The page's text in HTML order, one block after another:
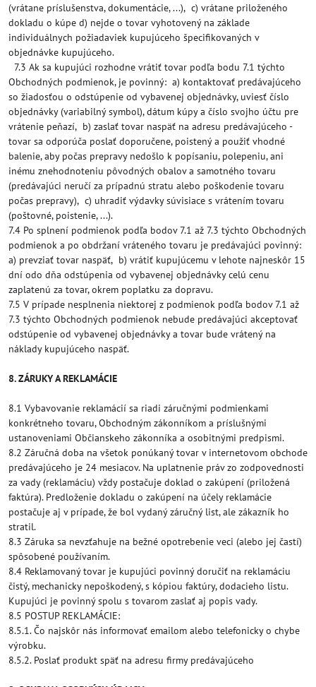
(vrátane príslušenstva, dokumentácie, ...), c) vrátane priloženého
dokladu o kúpe d) nejde o tovar vyhotovený na základe
individuálnych požiadaviek kupujúceho špecifikovaných v
objednávke kupujúceho.
7.3 Ak sa kupujúci rozhodne vrátiť tovar podľa bodu 7.1 týchto
Obchodných podmienok, je povinný: a) kontaktovať predávajúceho
so žiadosťou o odstúpenie od vybavenej objednávky, uviesť číslo
objednávky (variabilný symbol), dátum kúpy a číslo svojho účtu pre
vrátenie peňazí, b) zaslať tovar naspäť na adresu predávajúceho -
tovar sa odporúča poslať doporučene, poistený a použiť vhodné
balenie, aby počas prepravy nedošlo k popísaniu, polepeniu, ani
inému znehodnoteniu pôvodných obalov a samotného tovaru
(predávajúci neručí za prípadnú stratu alebo poškodenie tovaru
počas prepravy), c) uhradiť výdavky súvisiace s vrátením tovaru
(poštovné, poistenie, ...).
7.4 Po splnení podmienok podľa bodov 7.1 až 7.3 týchto Obchodných
podmienok a po obdržaní vráteného tovaru je predávajúci povinný:
a) prevziať tovar naspäť, b) vrátiť kupujúcemu v lehote najneskôr 15
dní odo dňa odstúpenia od vybavenej objednávky celú cenu
zaplatenú za tovar, okrem poplatku za dopravu.
7.5 V prípade nesplnenia niektorej z podmienok podľa bodov 7.1 až
7.3 týchto Obchodných podmienok nebude predávajúci akceptovať
odstúpenie od vybavenej objednávky a tovar bude vrátený na
náklady kupujúceho naspäť.
8. ZÁRUKY A REKLAMÁCIE
8.1 Vybavovanie reklamácií sa riadi záručnými podmienkami
konkrétneho tovaru, Obchodným zákonníkom a príslušnými
ustanoveniami Občianskeho zákonníka a osobitnými predpismi.
8.2 Záručná doba na všetok ponúkaný tovar v internetovom obchode
predávajúceho je 24 mesiacov. Na uplatnenie práv zo zodpovednosti
za vady (reklamáciu) vždy postačuje doklad o zakúpení (priložená
faktúra). Predloženie dokladu o zakúpení na účely reklamácie
postačuje aj v prípade, že bol vydaný záručný list, ale zákazník ho
stratil.
8.3 Záruka sa nevzťahuje na bežné opotrebenie veci (alebo jej častí)
spôsobené používaním.
8.4 Reklamovaný tovar je kupujúci povinný doručiť na reklamáciu
čistý, mechanicky nepoškodený, s kópiou faktúry, dodacieho listu.
Kupujúci je povinný spolu s tovarom zaslať aj popis vady.
8.5 POSTUP REKLAMÁCIE:
8.5.1. Čo najskôr nás informovať emailom alebo telefonicky o chybe
výrobku.
8.5.2. Poslať produkt späť na adresu firmy predávajúceho